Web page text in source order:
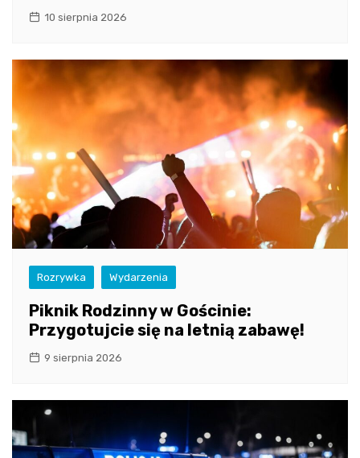
10 sierpnia 2026
Rozrywka Wydarzenia
Piknik Rodzinny w Gościnie:
Przygotujcie się na letnią zabawę!
9 sierpnia 2026